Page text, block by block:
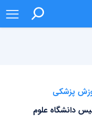
پزشکی
دانشگاه علوم